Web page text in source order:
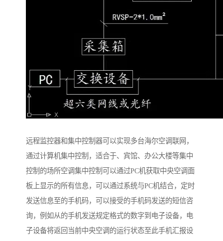
远程监控器和集中控制器可以实现多台海尔空调联网，
通过计算机集中控制，适合于、宾馆、办公大楼等集中
控制的场所空调集中控制可以通过PC机获取中央空调面
板上显示的所有信息，可以通过系统与PC机结合，定时
发送信息至的手机码，可以接受的手机码发送的短信咨
询，例如从的手机发送规定格式的数字到电子设备，电
子设备将返回当前中央空调的运行状态至此手机汇报设